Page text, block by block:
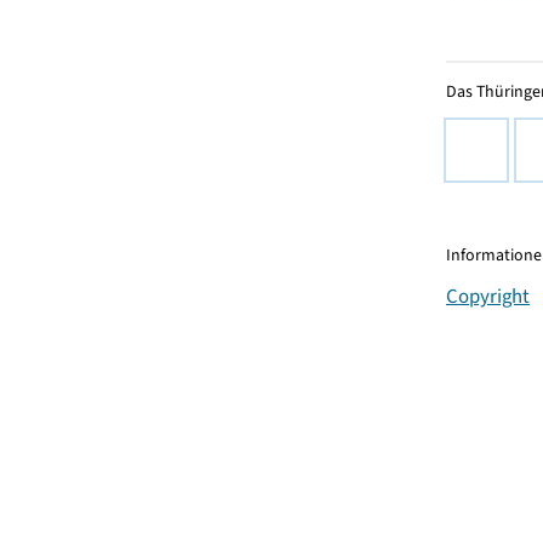
Das
Copyright